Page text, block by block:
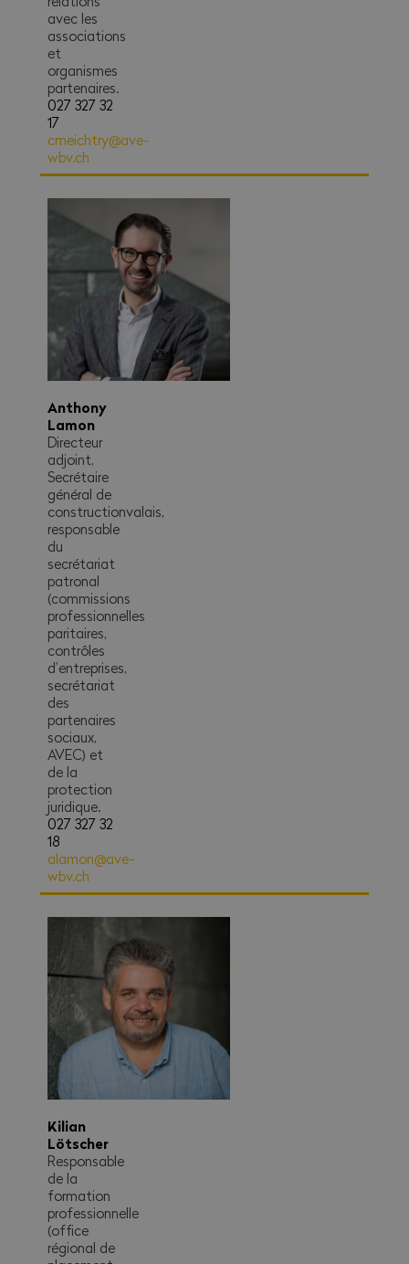
avec les
associations
et
organismes
partenaires.
cmeichtry@ave-
wbv.ch
027 327 32
17
Anthony
Lamon
Directeur
adjoint,
Secrétaire
général de
constructionvalais,
responsable
du
secrétariat
patronal
(commissions
professionnelles
paritaires,
contrôles
d’entreprises,
secrétariat
des
partenaires
sociaux,
AVEC) et
de la
protection
juridique.
alamon@ave-
wbv.ch
027 327 32
18
Kilian
Lötscher
Responsable
de la
formation
professionnelle
(office
régional de